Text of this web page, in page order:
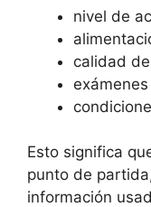
nivel de
calidad
Esto significa
punto de
información